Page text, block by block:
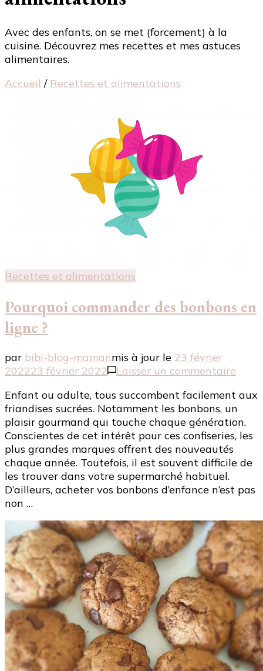
Avec des enfants, on se met (forcement) à la
cuisine. Découvrez mes recettes et mes astuces
alimentaires.
Accueil / Recettes et alimentations
Recettes et alimentations
Pourquoi commander des bonbons en
ligne ?
par bibi-blog-mamanmis à jour le 23 février
202223 février 2022 Laisser un commentaire
des
en
?
Enfant ou adulte, tous succombent facilement aux
friandises sucrées. Notamment les bonbons, un
plaisir gourmand qui touche chaque génération.
Conscientes de cet intérêt pour ces confiseries, les
plus grandes marques offrent des nouveautés
chaque année. Toutefois, il est souvent difficile de
les trouver dans votre supermarché habituel.
D’ailleurs, acheter vos bonbons d’enfance n’est pas
non …